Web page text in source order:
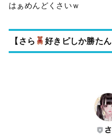
はぁめんどくさいｗ
【 さら 好きピしか勝たん